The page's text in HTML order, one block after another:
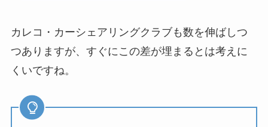
カレコ・カーシェアリングクラブも数を伸ばしつ
つありますが、すぐにこの差が埋まるとは考えに
くいですね。